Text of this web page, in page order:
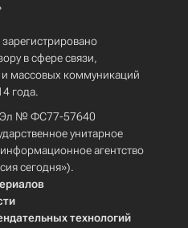
в сфере связи,
массовых коммуникаций
года.
Эл № ФС77-57640
унитарное
агентство
сегодня»).
технологий